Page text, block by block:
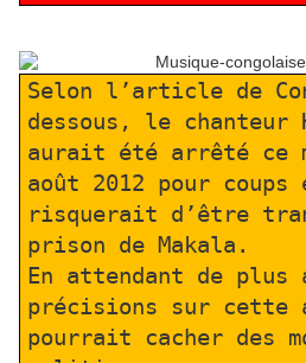
Selon l’article de
dessous, le chanteur
aurait été arrêté ce
août 2012 pour
risquerait d’être
prison de Makala.
En attendant de plus
précisions sur cette
pourrait cacher des